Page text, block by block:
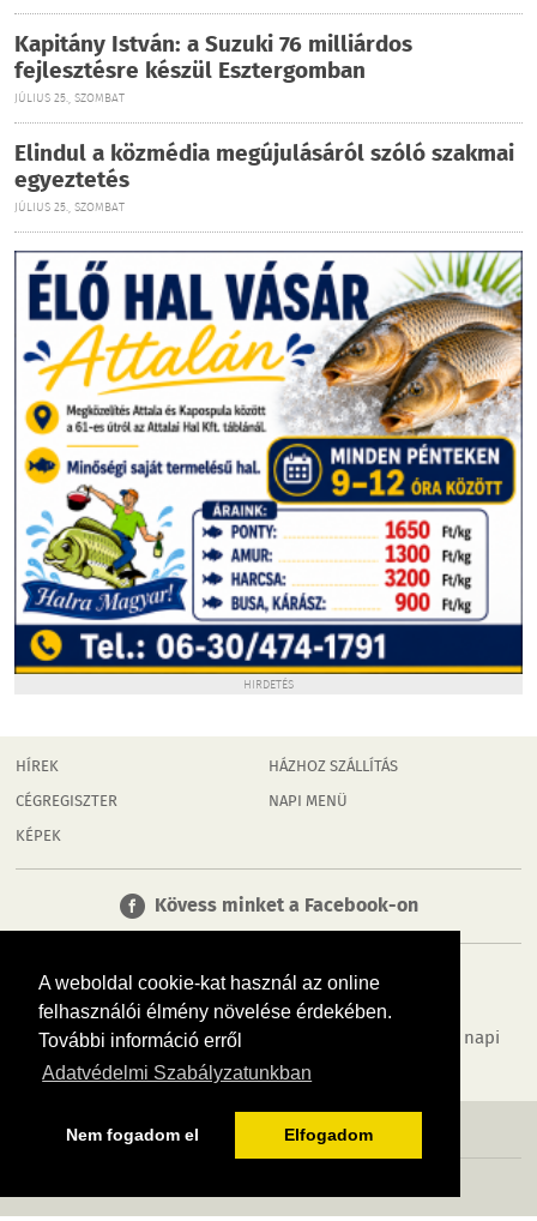
A weboldal cookie-kat használ az online
felhasználói élmény növelése érdekében.
További információ erről
Adatvédelmi Szabályzatunkban
Nem fogadom el Elfogadom
Kapitány István: a Suzuki 76 milliárdos
fejlesztésre készül Esztergomban
JÚLIUS 25., SZOMBAT
Elindul a közmédia megújulásáról szóló szakmai
egyeztetés
JÚLIUS 25., SZOMBAT
HIRDETÉS
HÍREK
CÉGREGISZTER
KÉPEK
HÁZHOZ SZÁLLÍTÁS
NAPI MENÜ
Kövess minket a Facebook-on
Tudj meg többet városodról! Hírek, programok, képek, napi
menü, cégek…. és minden, ami Dombóvár
MÉDIAAJÁNLÓ ADATVÉDELEM IMPRESSZUM RÓLUNK